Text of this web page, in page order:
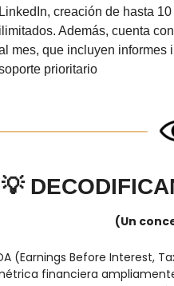
creación de hasta
Además, cuenta
mes, que incluyen informes
prioritario
💡
(Un
(Earnings Before Interest,
financiera